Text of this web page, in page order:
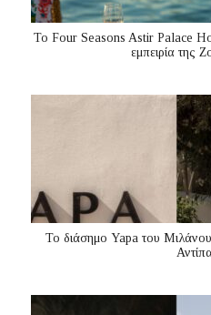
Το Four Seasons Astir Palace
εμπειρία της
Το διάσημο Yapa του